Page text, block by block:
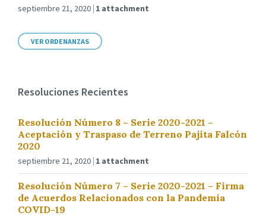
septiembre 21, 2020 1 attachment
VER ORDENANZAS
Resoluciones Recientes
Resolución Número 8 – Serie 2020-2021 –
Aceptación y Traspaso de Terreno Pajita Falcón
2020
septiembre 21, 2020 1 attachment
Resolución Número 7 – Serie 2020-2021 – Firma
de Acuerdos Relacionados con la Pandemia
COVID-19